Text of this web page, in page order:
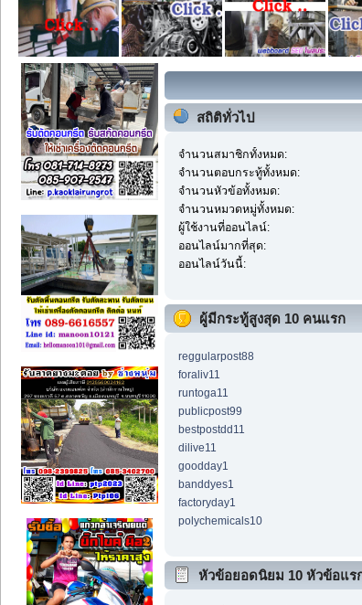
สถิติทั่วไป
จำนวนสมาชิกทั้งหมด:
จำนวนตอบกระทู้ทั้งหมด:
จำนวนหัวข้อทั้งหมด:
จำนวนหมวดหมู่ทั้งหมด:
ผู้ใช้งานที่ออนไลน์:
ออนไลน์มากที่สุด:
ออนไลน์วันนี้:
ผู้มีกระทู้สูงสุด 10 คนแรก
reggularpost88
foraliv11
runtoga11
publicpost99
bestpostdd11
dilive11
goodday1
banddyes1
factoryday1
polychemicals10
หัวข้อยอดนิยม 10 หัวข้อแร